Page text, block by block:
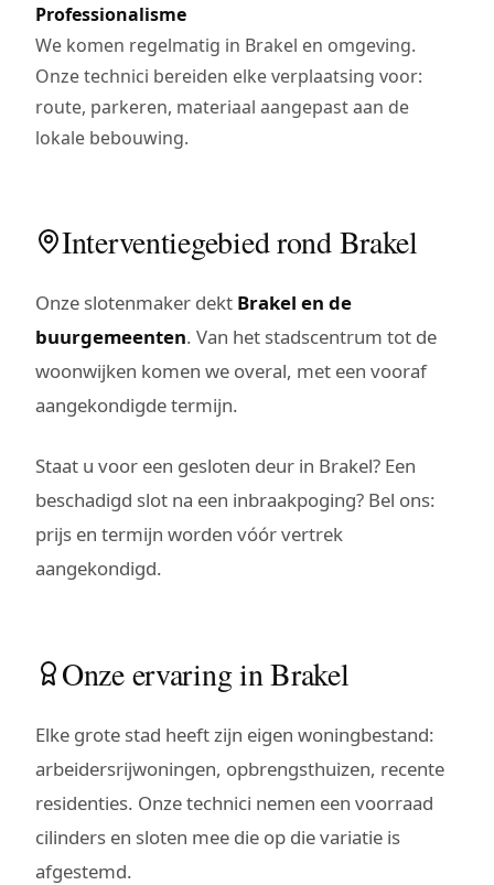
Professionalisme
We komen regelmatig in Brakel en omgeving.
Onze technici bereiden elke verplaatsing voor:
route, parkeren, materiaal aangepast aan de
lokale bebouwing.
Interventiegebied rond Brakel
Onze slotenmaker dekt Brakel en de
buurgemeenten. Van het stadscentrum tot de
woonwijken komen we overal, met een vooraf
aangekondigde termijn.
Staat u voor een gesloten deur in Brakel? Een
beschadigd slot na een inbraakpoging? Bel ons:
prijs en termijn worden vóór vertrek
aangekondigd.
Onze ervaring in Brakel
Elke grote stad heeft zijn eigen woningbestand:
arbeidersrijwoningen, opbrengsthuizen, recente
residenties. Onze technici nemen een voorraad
cilinders en sloten mee die op die variatie is
afgestemd.